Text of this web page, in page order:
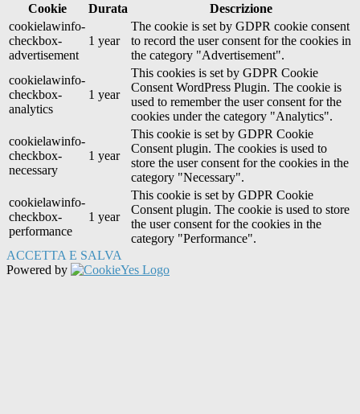
Cookie
Durata
Descrizione
cookielawinfo-
checkbox-
advertisement
1 year
The cookie is set by GDPR cookie consent
to record the user consent for the cookies in
the category "Advertisement".
cookielawinfo-
checkbox-
analytics
1 year
This cookies is set by GDPR Cookie
Consent WordPress Plugin. The cookie is
used to remember the user consent for the
cookies under the category "Analytics".
cookielawinfo-
checkbox-
necessary
1 year
This cookie is set by GDPR Cookie
Consent plugin. The cookies is used to
store the user consent for the cookies in the
category "Necessary".
cookielawinfo-
checkbox-
performance
1 year
This cookie is set by GDPR Cookie
Consent plugin. The cookie is used to store
the user consent for the cookies in the
category "Performance".
ACCETTA E SALVA
Powered by